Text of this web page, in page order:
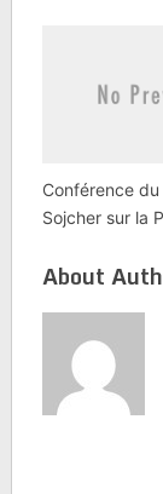
Conférence
Sojcher sur la
About